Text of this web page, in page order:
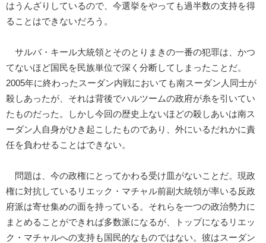
はうんざりしているので、今選挙をやっても過半数の支持を得
ることはできないだろう。
サルバ・キール大統領とそのとりまきの一番の犯罪は、かつ
てないほど国民を民族単位で深く分断してしまったことだ。
2005年に終わったスーダン内戦においても南スーダン人同士が
殺しあったが、それは背後でハルツームの政府が糸を引いてい
たものだった。しかし今回の歴史上ないほどの殺しあいは南ス
ーダン人自身がひき起こしたものであり、外にいるだれかに責
任を負わせることはできない。
問題は、今の政権にとってかわる受け皿がないことだ。現政
権に対抗しているリエック・マチャル前副大統領が率いる反政
府派は寄せ集めの面を持っている。それらを一つの政治勢力に
まとめることができれば多数派になるが、トップになるリエッ
ク・マチャルへの支持も国民的なものではない。彼はスーダン